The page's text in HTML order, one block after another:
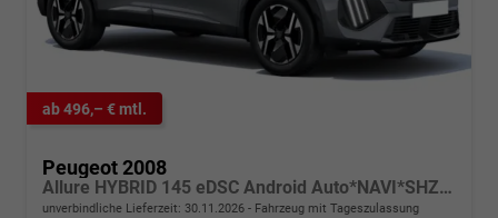
ab 496,– € mtl.
Peugeot 2008
Allure HYBRID 145 eDSC Android Auto*NAVI*SHZ*Keyless*ACC*360°*Totwinkel*Klimaauto
unverbindliche Lieferzeit: 30.11.2026 Fahrzeug mit Tageszulassung